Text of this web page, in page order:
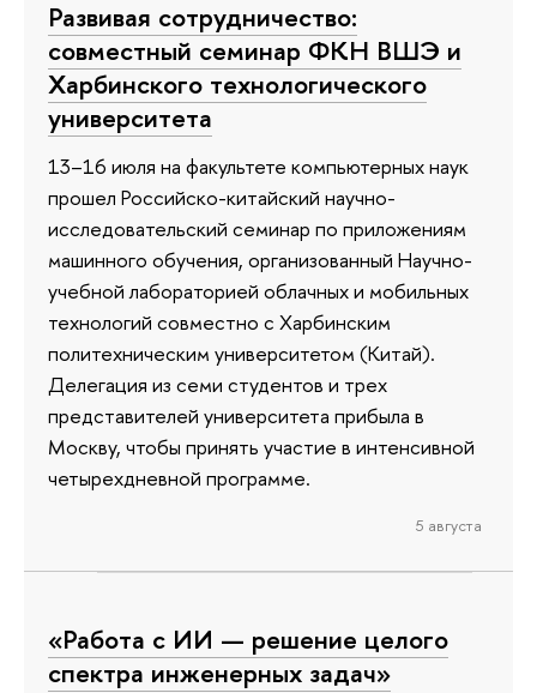
Развивая сотрудничество:
совместный семинар ФКН ВШЭ и
Харбинского технологического
университета
13–16 июля на факультете компьютерных наук
прошел Российско-китайский научно-
исследовательский семинар по приложениям
машинного обучения, организованный Научно-
учебной лабораторией облачных и мобильных
технологий совместно с Харбинским
политехническим университетом (Китай).
Делегация из семи студентов и трех
представителей университета прибыла в
Москву, чтобы принять участие в интенсивной
четырехдневной программе.
5 августа
«Работа с ИИ — решение целого
спектра инженерных задач»